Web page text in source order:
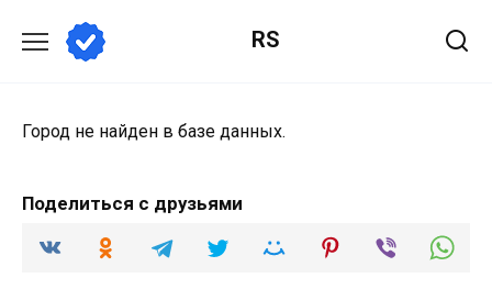
содержанию
RS
Город не найден в базе данных.
Поделиться с друзьями